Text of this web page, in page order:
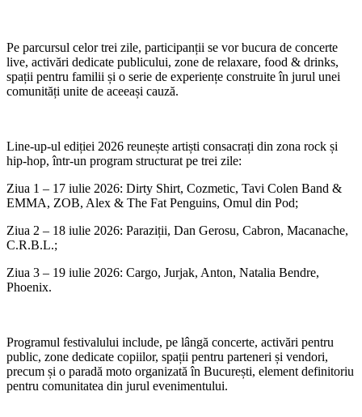
Pe parcursul celor trei zile, participanții se vor bucura de concerte
live, activări dedicate publicului, zone de relaxare, food & drinks,
spații pentru familii și o serie de experiențe construite în jurul unei
comunități unite de aceeași cauză.
Line-up-ul ediției 2026 reunește artiști consacrați din zona rock și
hip-hop, într-un program structurat pe trei zile:
Ziua 1 – 17 iulie 2026: Dirty Shirt, Cozmetic, Tavi Colen Band &
EMMA, ZOB, Alex & The Fat Penguins, Omul din Pod;
Ziua 2 – 18 iulie 2026: Paraziții, Dan Gerosu, Cabron, Macanache,
C.R.B.L.;
Ziua 3 – 19 iulie 2026: Cargo, Jurjak, Anton, Natalia Bendre,
Phoenix.
Programul festivalului include, pe lângă concerte, activări pentru
public, zone dedicate copiilor, spații pentru parteneri și vendori,
precum și o paradă moto organizată în București, element definitoriu
pentru comunitatea din jurul evenimentului.